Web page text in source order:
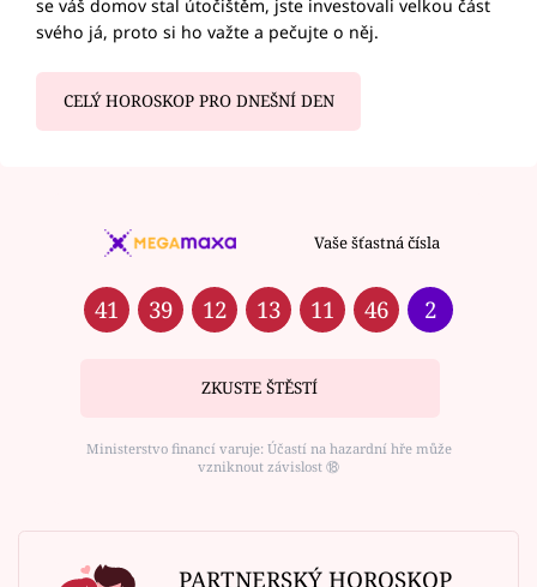
se váš domov stal útočištěm, jste investovali velkou část
svého já, proto si ho važte a pečujte o něj.
CELÝ HOROSKOP PRO DNEŠNÍ DEN
Vaše šťastná čísla
41 39 12 13 11 46 2
ZKUSTE ŠTĚSTÍ
Ministerstvo financí varuje: Účastí na hazardní hře může
vzniknout závislost ⑱
PARTNERSKÝ HOROSKOP